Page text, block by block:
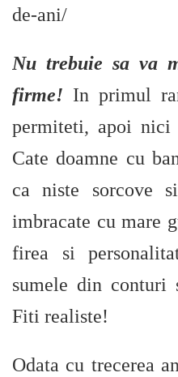
de-ani/
Nu trebuie sa va
firme! In primul
permiteti, apoi nici
Cate doamne cu
ca niste sorcove
imbracate cu mare
firea si
sumele din conturi
Fiti realiste!
Odata cu trecerea